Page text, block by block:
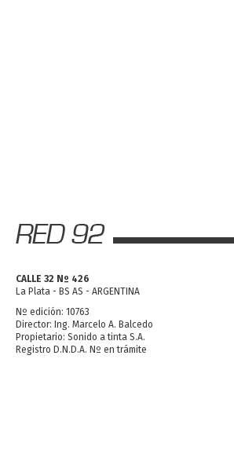
CALLE 32 Nº 426
La Plata - BS AS - ARGENTINA
Nº edición: 10763
Director: Ing. Marcelo A. Balcedo
Propietario: Sonido a tinta S.A.
Registro D.N.D.A. Nº en trámite